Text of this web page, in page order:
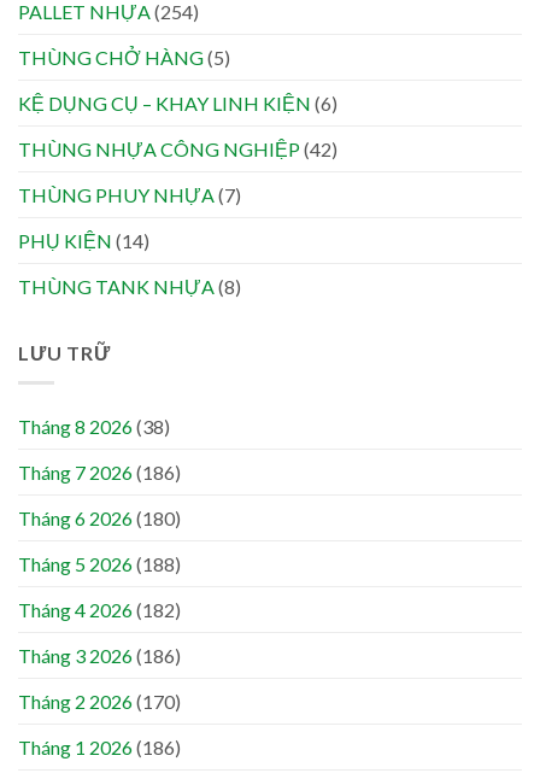
PALLET NHỰA(254)
THÙNG CHỞ HÀNG(5)
KỆ DỤNG CỤ – KHAY LINH KIỆN (6)
THÙNG NHỰA CÔNG NGHIỆP(42)
THÙNG PHUY NHỰA(7)
PHỤ KIỆN (14)
THÙNG TANK NHỰA(8)
LƯU TRỮ
Tháng 8 2026(38)
Tháng 7 2026(186)
Tháng 6 2026(180)
Tháng 5 2026(188)
Tháng 4 2026(182)
Tháng 3 2026(186)
Tháng 2 2026(170)
Tháng 1 2026(186)